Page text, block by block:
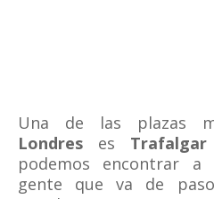
Una de las plazas
Londres es Trafalgar
podemos encontrar a
gente que va de